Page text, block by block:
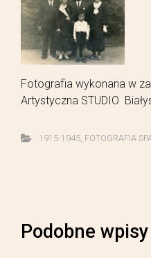
Fotografia wykonana w
Artystyczna STUDIO
1915-1945, FOTOGRAFIA
Podobne wpisy